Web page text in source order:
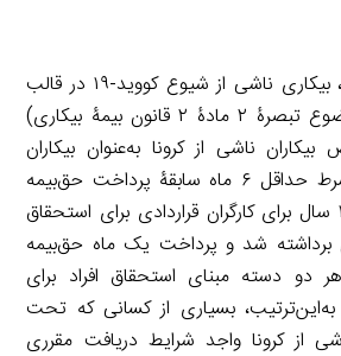
بنا به تشخیص دولت، بیکاری ناشی از شیوع کووید-۱۹ در قالب
حوادث غیرمترقبه (موضوع تبصرۀ ۲ مادۀ ۲ قانون بیمۀ بیکاری)
ناشی از کرونا به‌عنوان بیکاران
مشمول این تبصره، شرط حداقل ۶ ماه سابقۀ پرداخت حق‌بیمه
برای کارگران رسمی و ۱ سال برای کارگران قراردادی برای استحقاق
برداشته شد و پرداخت یک ماه حق‌بیمه
برای هر دو دسته مبنای استحقاق افراد برای
به‌این‌ترتیب، بسیاری از کسانی که تحت
از کرونا واجد شرایط دریافت مقرری